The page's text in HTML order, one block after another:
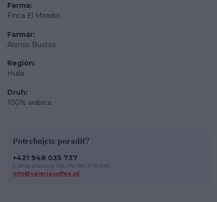
Farma
Finca El Mirador
Farmár
Alonso Bustos
Región
Huila
Druh
100% arabica
Potrebujete poradiť?
+421 948 035 737
E-shop pracovný čas: (Po-Ne), 8-19 hod.
info@valeriacoffee.sk